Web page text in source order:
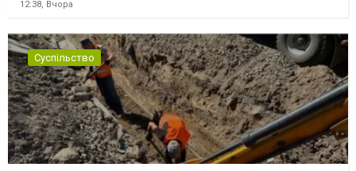
12:38, Вчора
Суспільство